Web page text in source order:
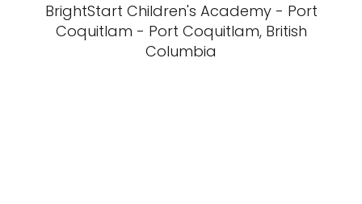
BrightStart Children's Academy - Port
Coquitlam - Port Coquitlam, British
Columbia